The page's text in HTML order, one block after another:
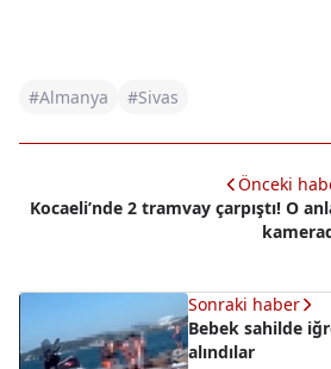
#Almanya #Sivas
Önceki
Kocaeli’nde 2 tramvay çarpıştı! O
Sonraki haber
Bebek sahilde
alındılar